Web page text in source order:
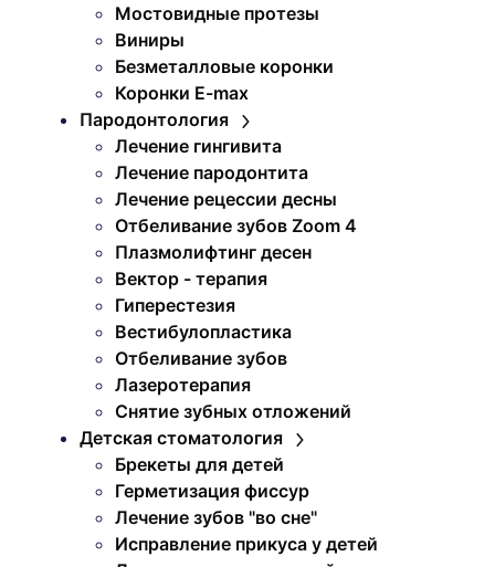
Мостовидные протезы
Виниры
Безметалловые коронки
Коронки E-max
Пародонтология
Лечение гингивита
Лечение пародонтита
Лечение рецессии десны
Отбеливание зубов Zoom 4
Плазмолифтинг десен
Вектор - терапия
Гиперестезия
Вестибулопластика
Отбеливание зубов
Лазеротерапия
Снятие зубных отложений
Детская стоматология
Брекеты для детей
Герметизация фиссур
Лечение зубов "во сне"
Исправление прикуса у детей